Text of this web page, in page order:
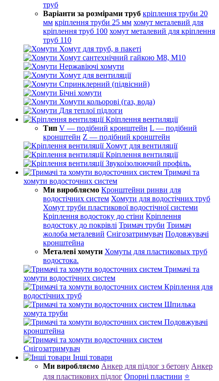
труб
Варіанти за розмірами труб кріплення труби 20
мм кріплення труби 25 мм хомут металевий для
кріплення труб 100 хомут металевий для кріплення
труб 110
Хомут для труб, в пакеті
Хомут сантехнічний гайкою М8, М10
Нержавіючі хомути
Хомут для вентиляції
Спринклерний (підвісний)
Бічні хомути
Хомути кольорові (газ, вода)
Для теплої підлоги
Кріплення вентиляції
Тип V — подібний кронштейн L — подібний
кронштейн Z — подібний кронштейн
Хомут для вентиляції
Кріплення вентиляції
Звукоізолюючий профіль.
Тримачі та
хомути водосточних систем
Ми виробляємо Кронштейни ринви для
водостічних систем Хомути для водостічних труб
Хомут труби пластикової водостічної системи
Кріплення водостоку до стіни Кріплення
водостоку до покрівлі Тримач труби Тримач
жолоба металевий Снігозатримувач Подовжувачі
кронштейна
Металеві хомути Хомуты для пластиковых труб
водостока.
Тримачі та
хомути водостічних систем
Кріплення для
водостічних труб
Шпилька
хомута труби
Подовжувачі
кронштейна
Снігозатримувач
Інші товари
Ми виробляємо Анкер для підлог з бетону Анкер
для пластикових підлог Опорні пластини ⭐